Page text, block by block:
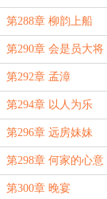
第288章 柳韵上船
第290章 会是员大将
第292章 孟漳
第294章 以人为乐
第296章 远房妹妹
第298章 何家的心意
第300章 晚宴